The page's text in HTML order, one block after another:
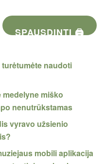
SPAUSDINTI 🖨
naudoti
miško
nenutrūkstamas
vyravo užsienio
mobili aplikacija